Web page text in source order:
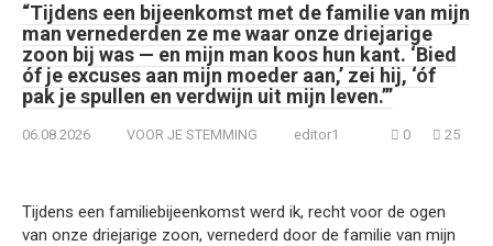
“Tijdens een bijeenkomst met de familie van mijn
man vernederden ze me waar onze driejarige
zoon bij was — en mijn man koos hun kant. ‘Bied
óf je excuses aan mijn moeder aan,’ zei hij, ‘óf
pak je spullen en verdwijn uit mijn leven.’”
06.08.2026 VOOR JE STEMMING editor1 0 25
Tijdens een familiebijeenkomst werd ik, recht voor de ogen
van onze driejarige zoon, vernederd door de familie van mijn